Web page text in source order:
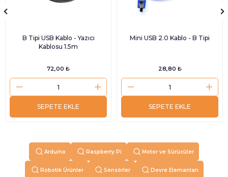
B Tipi USB Kablo - Yazıcı
Kablosu 1.5m
72,00 ₺
SEPETE EKLE
Mini USB 2.0 Kablo - B Tipi
28,80 ₺
SEPETE EKLE
Arduino Raspberry Pi Motor ve Sürücüler
Robotik Ürünler Sensörler Devre Elemanları